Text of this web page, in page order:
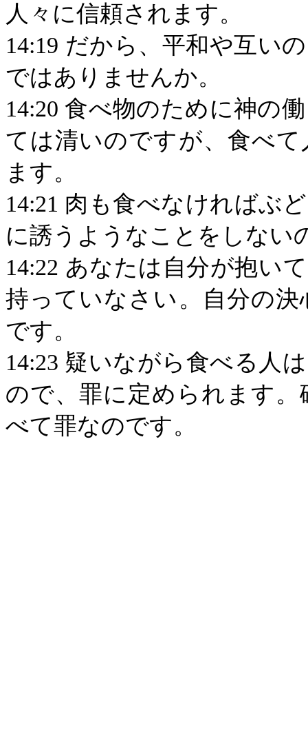
人々に信頼されます。
14:19 だから、平和や互い
ではありませんか。
14:20食べ物のために神の
ては清いのですが、食べ
ます。
14:21 肉も食べなければぶ
に誘うようなことをしない
14:22 あなたは自分が抱い
持っていなさい。自分の
です。
14:23 疑いながら食べる人
ので、罪に定められます
べて罪なのです。